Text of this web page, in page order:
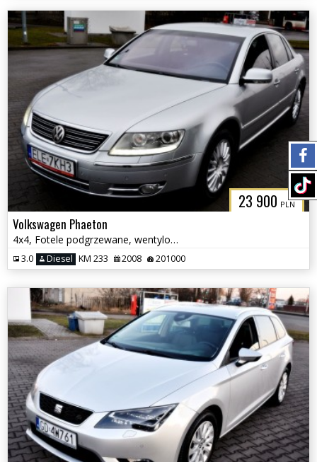
23 900 PLN
Volkswagen Phaeton
4x4, Fotele podgrzewane, wentylowane z funkcją masażu
3.0 Diesel KM 233 2008 201000